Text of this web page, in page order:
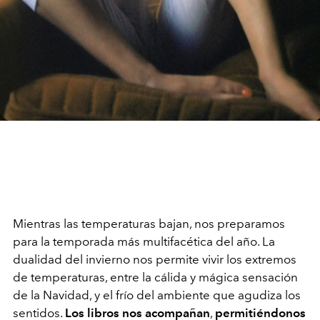
Mientras las temperaturas bajan, nos preparamos
para la temporada más multifacética del año. La
dualidad del invierno nos permite vivir los extremos
de temperaturas, entre la cálida y mágica sensación
de la Navidad, y el frío del ambiente que agudiza los
sentidos. Los libros nos acompañan, permitiéndonos